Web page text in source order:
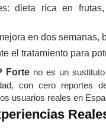
dieta rica en
en dos semanas,
el tratamiento para
Forteno es un sustituto
con cero reportes
usuarios reales en